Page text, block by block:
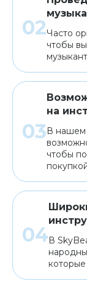
Часто
чтобы
на
В нашем
чтобы
В